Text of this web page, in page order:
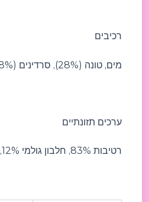
רכיבים
מים, טונה (28%), סרדינים (28%), אבקת ג'לי, טאורין, ויטמין E, ויטמין D3
ערכים תזונתיים
רטיבות 83%, חלבון גולמי 12%, שמנים ושומנים גולמיים 2.5%, אפר גולמי 2%,סיבים גולמיים 0.1%, סידן 0.287%, זרחן 0.269%.אנרגיה מטבולית: 95 קק"ל 100 גרם